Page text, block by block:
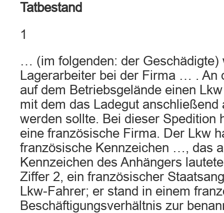
Tatbestand
1
… (im folgenden: der Geschädigte)
Lagerarbeiter bei der Firma … . An
auf dem Betriebsgelände einen
mit dem das Ladegut anschließend
werden sollte. Bei dieser Spedition
eine französische Firma. Der Lkw
französische Kennzeichen …, das
Kennzeichen des Anhängers
Ziffer 2, ein französischer
Lkw-Fahrer; er stand in einem
Beschäftigungsverhältnis zur